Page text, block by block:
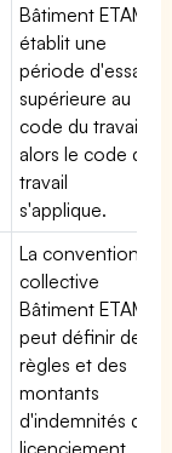
Bâtiment ETAM
établit une
période d'essai
supérieure au
code du travail,
alors le code du
travail
s'applique.
La convention
collective
Bâtiment ETAM
peut définir des
règles et des
montants
d'indemnités de
licenciement